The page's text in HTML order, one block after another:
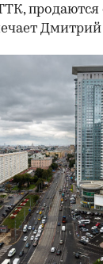
продаются
Дмитрий